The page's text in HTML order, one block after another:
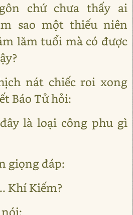
chứ chưa thấy ai
sao một thiếu niên
lăm tuổi mà có được
nát chiếc roi xong
Báo Tử hỏi:
là loại công phu gì
giọng đáp:
Khí Kiếm?